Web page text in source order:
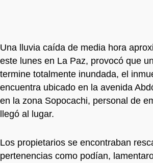
Una lluvia caída de media hora
este lunes en La Paz, provocó que
termine totalmente inundada, el
encuentra ubicado en la avenida
en la zona Sopocachi, personal de
llegó al lugar.
Los propietarios se encontraban
pertenencias como podían,